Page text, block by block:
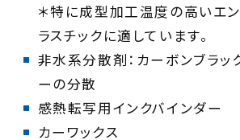
＊特に成型加工温度の高いエ
非水系分散剤：カーボンブラッ
カーワックス